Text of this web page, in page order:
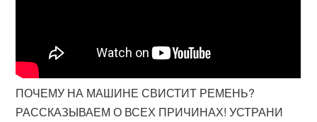
ПОЧЕМУ НА МАШИНЕ СВИСТИТ РЕМЕНЬ?
РАССКАЗЫВАЕМ О ВСЕХ ПРИЧИНАХ! УСТРАНИ